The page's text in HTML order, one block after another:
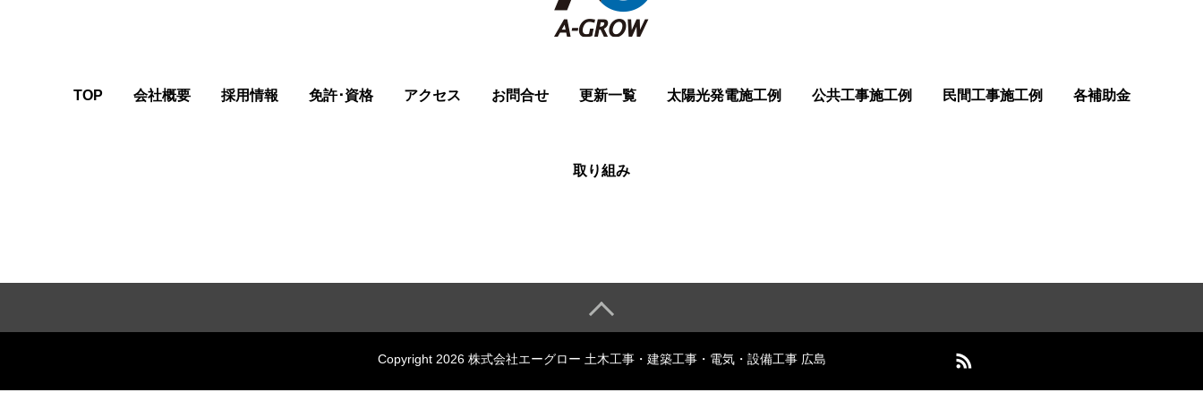
TOP 会社概要 採用情報 免許･資格 アクセス お問合せ 更新一覧 太陽光発電施工例 公共工事施工例 民間工事施工例 各補助金
取り組み
Copyright 2026 株式会社エーグロー 土木工事・建築工事・電気・設備工事 広島